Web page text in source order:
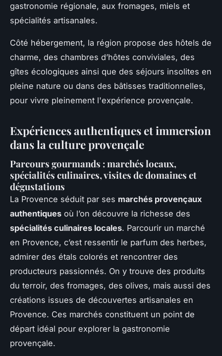
gastronomie régionale, aux fromages, miels et
spécialités artisanales.
Côté hébergement, la région propose des hôtels de
charme, des chambres d’hôtes conviviales, des
gîtes écologiques ainsi que des séjours insolites en
pleine nature ou dans des bâtisses traditionnelles,
pour vivre pleinement l'expérience provençale.
Expériences authentiques et immersion
dans la culture provençale
Parcours gourmands : marchés locaux,
spécialités culinaires, visites de domaines et
dégustations
La Provence séduit par ses marchés provençaux
authentiques où l’on découvre la richesse des
spécialités culinaires locales. Parcourir un marché
en Provence, c’est ressentir le parfum des herbes,
admirer des étals colorés et rencontrer des
producteurs passionnés. On y trouve des produits
du terroir, des fromages, des olives, mais aussi des
créations issues de découvertes artisanales en
Provence. Ces marchés constituent un point de
départ idéal pour explorer la gastronomie
provençale.